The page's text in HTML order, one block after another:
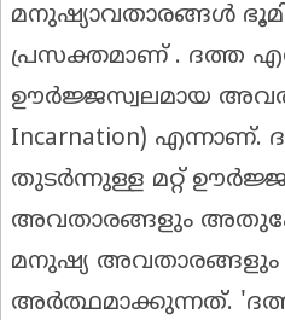
മനുഷ്യാവതാരങ്ങൾ
പ്രസക്തമാണ് . ദത്ത
ഊർജ്ജസ്വലമായ
Incarnation)
തുടർന്നുള്ള മറ്റ്
അവതാരങ്ങളും
മനുഷ്യ
അർത്ഥമാക്കുന്നത്.